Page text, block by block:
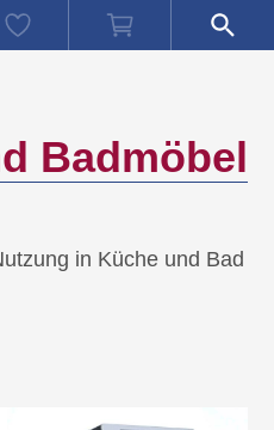
Einloggen
Warenkorb
Shop-
Suche
öffnen
Badmöbel
in Küche und Bad